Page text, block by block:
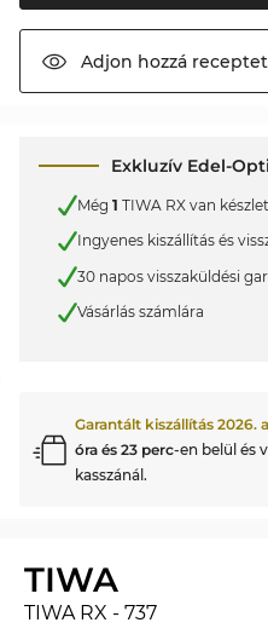
Adjon hozzá receptet
Exkluzív Edel-
Még 1 TIWA RX van
Ingyenes kiszállítás és
30 napos visszaküldési
Vásárlás számlára
Garantált kiszállítás 2026.
óra és 23 perc-en belül és
kasszánál.
TIWA
TIWA RX - 737